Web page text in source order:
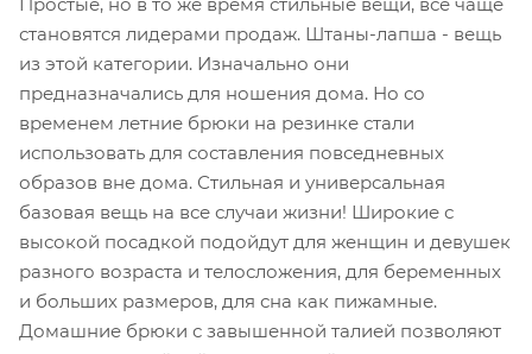
становятся лидерами продаж. Штаны-лапша - вещь
из этой категории. Изначально они
предназначались для ношения дома. Но со
временем летние брюки на резинке стали
использовать для составления повседневных
образов вне дома. Стильная и универсальная
базовая вещь на все случаи жизни! Широкие с
высокой посадкой подойдут для женщин и девушек
разного возраста и телосложения, для беременных
и больших размеров, для сна как пижамные.
Домашние брюки с завышенной талией позволяют